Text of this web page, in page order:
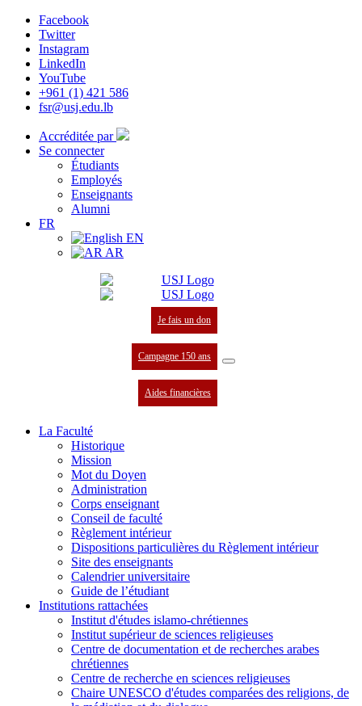
Facebook
Twitter
Instagram
LinkedIn
YouTube
+961 (1) 421 586
fsr@usj.edu.lb
Accréditée par
Se connecter
Étudiants
Employés
Enseignants
Alumni
FR
EN
AR
Je fais un don
Campagne 150 ans
Aides financières
La Faculté
Historique
Mission
Mot du Doyen
Administration
Corps enseignant
Conseil de faculté
Règlement intérieur
Dispositions particulières du Règlement intérieur
Site des enseignants
Calendrier universitaire
Guide de l’étudiant
Institutions rattachées
Institut d'études islamo-chrétiennes
Institut supérieur de sciences religieuses
Centre de documentation et de recherches arabes
chrétiennes
Centre de recherche en sciences religieuses
Chaire UNESCO d'études comparées des religions, de